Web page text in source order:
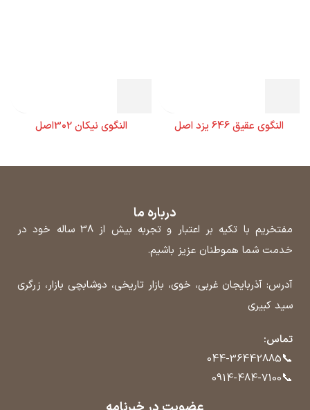
النگوی عقیق 646 یزد اصل النگوی نیکان 302اصل
درباره ما
مفتخریم با تکیه بر اعتبار و تجربه بیش از 38 ساله خود در
خدمت شما هموطنان عزیز باشیم.
آدرس: آذربایجان غربی، خوی، بازار تاریخی، دوشابچی بازار، زرگری
سید کبیری
تماس:
📞
044-36442885
📞
0914-484-7100